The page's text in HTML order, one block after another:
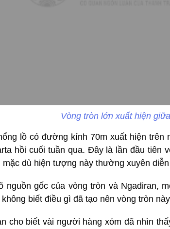
Vòng tròn lớn xuất hiện
lồ có đường kính 70m xuất hiện trên
hồi cuối tuần qua. Đây là lần đầu tiên
mặc dù hiện tượng này thường xuyên
nguồn gốc của vòng tròn và Ngadiran,
biết điều gì đã tạo nên vòng tròn
cho biết vài người hàng xóm đã nhìn